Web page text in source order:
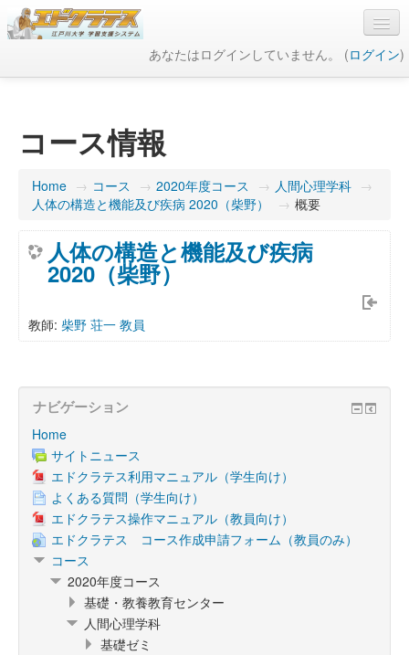
あなたはログインしていません。 (ログイン)
コース情報
Home → コース → 2020年度コース → 人間心理学科 →
人体の構造と機能及び疾病 2020（柴野）
→ 概要
人体の構造と機能及び疾病
2020（柴野）
教師: 柴野 荘一 教員
ナビゲーション
Home
サイトニュース
エドクラテス利用マニュアル（学生向け）
よくある質問（学生向け）
エドクラテス操作マニュアル（教員向け）
エドクラテス コース作成申請フォーム（教員のみ）
コース
2020年度コース
基礎・教養教育センター
人間心理学科
基礎ゼミ